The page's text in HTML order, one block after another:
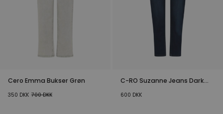
Cero Emma Bukser Grøn
350 DKK 700DKK
C-RO Suzanne Jeans Dark
600 DKK